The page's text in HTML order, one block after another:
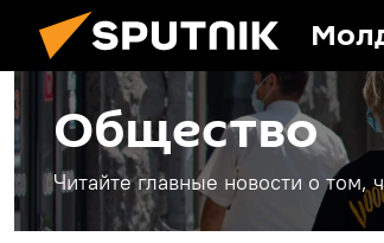
Общество
Читайте главные новости о